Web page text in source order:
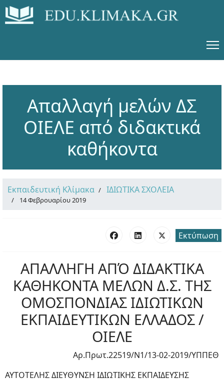
Απαλλαγή μελών ΔΣ
ΟΙΕΛΕ από διδακτικά
καθήκοντα
Εκπαιδευτική Κλίμακα ΙΔΙΩΤΙΚΑ ΣΧΟΛΕΙΑ
14 Φεβρουαρίου 2019
Εκτύπωση
ΑΠΑΛΛΗΓΗ ΑΠΌ ΔΙΔΑΚΤΙΚΑ
ΚΑΘΗΚΟΝΤΑ ΜΕΛΩΝ Δ.Σ. ΤΗΣ
ΟΜΟΣΠΟΝΔΙΑΣ ΙΔΙΩΤΙΚΩΝ
ΕΚΠΑΙΔΕΥΤΙΚΩΝ ΕΛΛΑΔΟΣ /
ΟΙΕΛΕ
Αρ.Πρωτ.22519/Ν1/13-02-2019/ΥΠΠΕΘ
ΑΥΤΟΤΕΛΗΣ ΔΙΕΥΘΥΝΣΗ ΙΔΙΩΤΙΚΗΣ ΕΚΠΑΙΔΕΥΣΗΣ